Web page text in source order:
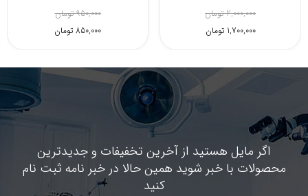
2,000,000 تومان
1,700,000 تومان
1,280,000 تومان
1,100,000 تومان
اگر مایل هستید از آخرین تخفیفات و جدیدترین
محصولات با خبر شوید همین حالا در خبر نامه ثبت نام
کنید